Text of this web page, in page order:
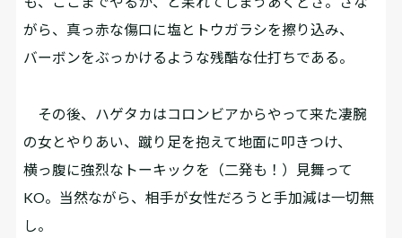
がら、真っ赤な傷口に塩とトウガラシを擦り込み、
バーボンをぶっかけるような残酷な仕打ちである。
その後、ハゲタカはコロンビアからやって来た凄腕
の女とやりあい、蹴り足を抱えて地面に叩きつけ、
横っ腹に強烈なトーキックを（二発も！）見舞って
KO。当然ながら、相手が女性だろうと手加減は一切無
し。